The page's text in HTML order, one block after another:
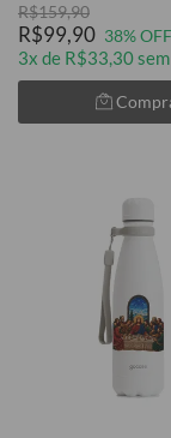
R$159,90
R$99,90 38% OFF
3x de R$33,30